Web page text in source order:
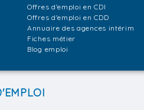
Offres d'emploi en CDI
Offres d'emploi en CDD
Annuaire des agences intérim
Fiches métier
Blog emploi